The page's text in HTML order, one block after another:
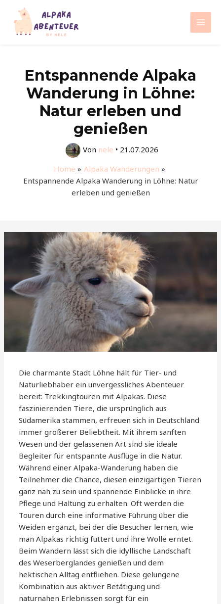
Inhalt
springen
Main
Entspannende Alpaka
Wanderung in Löhne:
Natur erleben und
genießen
Von nele • 21.07.2026
Home
Alpaka Wanderungen
Entspannende Alpaka Wanderung in Löhne: Natur
erleben und genießen
Die charmante Stadt Löhne hält für Tier- und
Naturliebhaber ein unvergessliches Abenteuer
bereit: Trekkingtouren mit Alpakas. Diese
faszinierenden Tiere, die ursprünglich aus
Südamerika stammen, erfreuen sich in Deutschland
immer größerer Beliebtheit. Mit ihrem sanften
Wesen und der gelassenen Art sind sie ideale
Begleiter für entspannte Ausflüge in die Natur.
Während einer Alpaka-Wanderung haben die
Teilnehmer die Chance, diesen einzigartigen Tieren
ganz nah zu sein und spannende Einblicke in ihre
Pflege und Haltung zu erhalten. Oft werden die
Touren durch eine informative Führung über die
Weiden ergänzt, bei der die Besucher lernen, wie
man Alpakas richtig füttert und ihre Wolle erntet.
Beim Wandern lässt sich die idyllische Landschaft
des Weserberglandes genießen und dem
hektischen Alltag entfliehen. Diese gelungene
Kombination aus aktiver Betätigung und
naturnahen Erlebnissen sorgt für ein